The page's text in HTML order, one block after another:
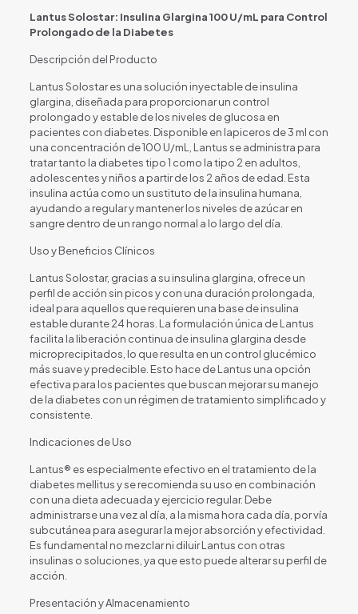
Lantus Solostar: Insulina Glargina 100 U/mL para Control
Prolongado de la Diabetes
Descripción del Producto
Lantus Solostar es una solución inyectable de insulina
glargina, diseñada para proporcionar un control
prolongado y estable de los niveles de glucosa en
pacientes con diabetes. Disponible en lapiceros de 3 ml con
una concentración de 100 U/mL, Lantus se administra para
tratar tanto la diabetes tipo 1 como la tipo 2 en adultos,
adolescentes y niños a partir de los 2 años de edad. Esta
insulina actúa como un sustituto de la insulina humana,
ayudando a regular y mantener los niveles de azúcar en
sangre dentro de un rango normal a lo largo del día.
Uso y Beneficios Clínicos
Lantus Solostar, gracias a su insulina glargina, ofrece un
perfil de acción sin picos y con una duración prolongada,
ideal para aquellos que requieren una base de insulina
estable durante 24 horas. La formulación única de Lantus
facilita la liberación continua de insulina glargina desde
microprecipitados, lo que resulta en un control glucémico
más suave y predecible. Esto hace de Lantus una opción
efectiva para los pacientes que buscan mejorar su manejo
de la diabetes con un régimen de tratamiento simplificado y
consistente.
Indicaciones de Uso
Lantus® es especialmente efectivo en el tratamiento de la
diabetes mellitus y se recomienda su uso en combinación
con una dieta adecuada y ejercicio regular. Debe
administrarse una vez al día, a la misma hora cada día, por vía
subcutánea para asegurar la mejor absorción y efectividad.
Es fundamental no mezclar ni diluir Lantus con otras
insulinas o soluciones, ya que esto puede alterar su perfil de
acción.
Presentación y Almacenamiento